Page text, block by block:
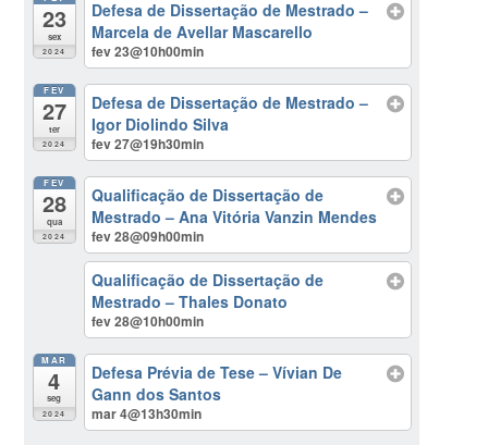
23
sex
2024
Defesa de Dissertação de Mestrado –
Marcela de Avellar Mascarello
fev 23@10h00min
FEV
27
ter
2024
Defesa de Dissertação de Mestrado –
Igor Diolindo Silva
fev 27@19h30min
FEV
28
qua
2024
Qualificação de Dissertação de
Mestrado – Ana Vitória Vanzin Mendes
fev 28@09h00min
Qualificação de Dissertação de
Mestrado – Thales Donato
fev 28@10h00min
MAR
4
seg
2024
Defesa Prévia de Tese – Vívian De
Gann dos Santos
mar 4@13h30min